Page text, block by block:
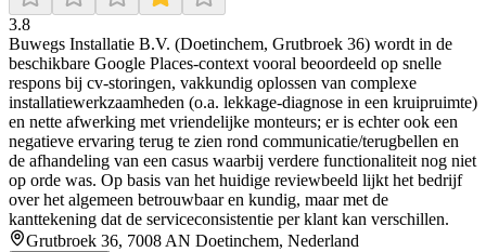
3.8
Buwegs Installatie B.V. (Doetinchem, Grutbroek 36) wordt in de
beschikbare Google Places-context vooral beoordeeld op snelle
respons bij cv-storingen, vakkundig oplossen van complexe
installatiewerkzaamheden (o.a. lekkage-diagnose in een kruipruimte)
en nette afwerking met vriendelijke monteurs; er is echter ook een
negatieve ervaring terug te zien rond communicatie/terugbellen en
de afhandeling van een casus waarbij verdere functionaliteit nog niet
op orde was. Op basis van het huidige reviewbeeld lijkt het bedrijf
over het algemeen betrouwbaar en kundig, maar met de
kanttekening dat de serviceconsistentie per klant kan verschillen.
Grutbroek 36, 7008 AN Doetinchem, Nederland